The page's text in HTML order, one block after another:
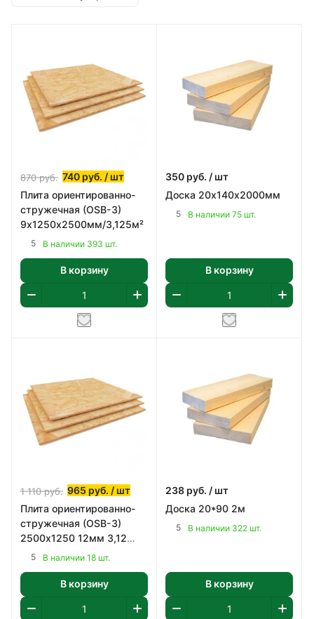
870руб. 740 руб. / шт
Плита ориентированно-
стружечная (OSB-3)
9х1250х2500мм/3,125м²
5 В наличии 393 шт.
В корзину
350 руб. / шт
Доска 20х140х2000мм
5 В наличии 75 шт.
В корзину
1 110руб. 965 руб. / шт
Плита ориентированно-
стружечная (OSB-3)
2500х1250 12мм 3,12
кв.м
5 В наличии 18 шт.
В корзину
238 руб. / шт
Доска 20*90 2м
5 В наличии 322 шт.
В корзину